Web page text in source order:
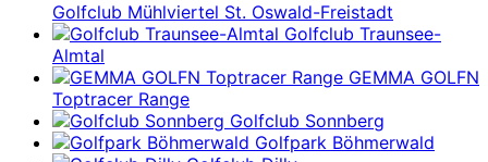
Golfclub Mühlviertel St. Oswald-Freistadt
Golfclub Traunsee-
Almtal
GEMMA GOLFN
Toptracer Range
Golfclub Sonnberg
Golfpark Böhmerwald